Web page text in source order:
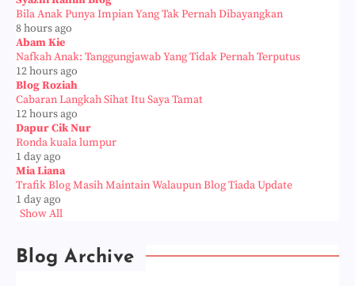
Bila Anak Punya Impian Yang Tak Pernah Dibayangkan
8 hours ago
Abam Kie
Nafkah Anak: Tanggungjawab Yang Tidak Pernah Terputus
12 hours ago
Blog Roziah
Cabaran Langkah Sihat Itu Saya Tamat
12 hours ago
Dapur Cik Nur
Ronda kuala lumpur
1 day ago
Mia Liana
Trafik Blog Masih Maintain Walaupun Blog Tiada Update
1 day ago
Show All
Blog Archive